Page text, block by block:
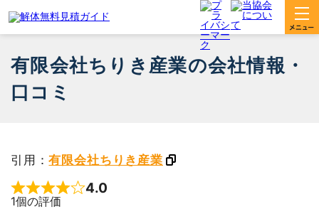
有限会社ちりき産業の会社情報・
口コミ
引用：有限会社ちりき産業
Rated 4 out of 5
4.0
1個の評価